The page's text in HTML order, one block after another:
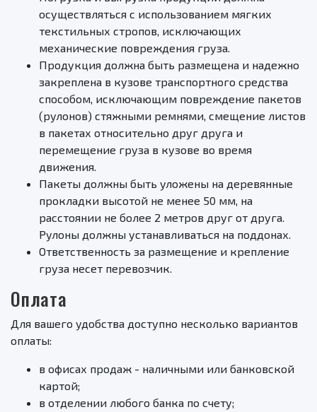
осуществляться с использованием мягких
текстильных стропов, исключающих
механические повреждения груза.
Продукция должна быть размещена и надежно
закреплена в кузове транспортного средства
способом, исключающим повреждение пакетов
(рулонов) стяжными ремнями, смещение листов
в пакетах относительно друг друга и
перемещение груза в кузове во время
движения.
Пакеты должны быть уложены на деревянные
прокладки высотой не менее 50 мм, на
расстоянии не более 2 метров друг от друга.
Рулоны должны устанавливаться на поддонах.
Ответственность за размещение и крепление
груза несет перевозчик.
Оплата
Для вашего удобства доступно несколько вариантов
оплаты:
в офисах продаж - наличными или банковской
картой;
в отделении любого банка по счету;